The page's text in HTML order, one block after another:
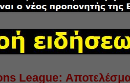
League: